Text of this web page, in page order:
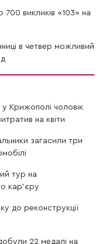
700 викликів «103» на
в четвер можливий
Крижополі чоловік
на квіти
загасили три
тур на
кар’єру
до реконструкції
22 медалі на